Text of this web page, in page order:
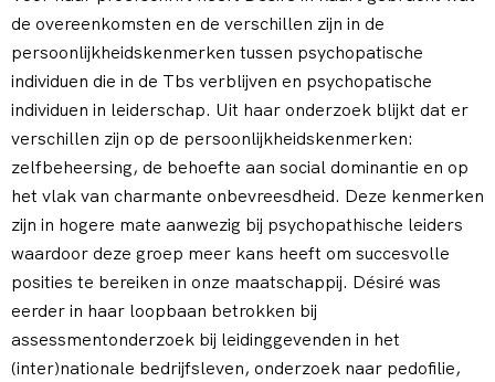
de overeenkomsten en de verschillen zijn in de
persoonlijkheidskenmerken tussen psychopatische
individuen die in de Tbs verblijven en psychopatische
individuen in leiderschap. Uit haar onderzoek blijkt dat er
verschillen zijn op de persoonlijkheidskenmerken:
zelfbeheersing, de behoefte aan social dominantie en op
het vlak van charmante onbevreesdheid. Deze kenmerken
zijn in hogere mate aanwezig bij psychopathische leiders
waardoor deze groep meer kans heeft om succesvolle
posities te bereiken in onze maatschappij. Désiré was
eerder in haar loopbaan betrokken bij
assessmentonderzoek bij leidinggevenden in het
(inter)nationale bedrijfsleven, onderzoek naar pedofilie,